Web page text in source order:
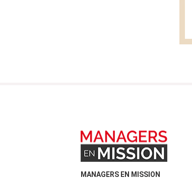
MANAGERS EN MISSION